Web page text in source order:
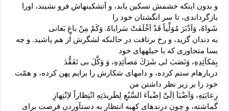
و بدون اینکه خشمش تسکین یابد، و آتش‏کینه‏اش فرو نشیند، اورا
بازگرداندى، تا سر انگشتان خود را
شَواهُ، وَاَدْبَرَ مُوَلِّياً قَدْ اَخْلَفَتْ سَراياهُ. وَكَمْ مِنْ باغٍ بَغانى
به دندان گزید، و رخ برتافت در حالى‏که لشگرش از هم پاشید. و چه
بسا متجاوزى که با حیله‏هاى خود
بِمَكآئِدِهِ، وَنَصَبَ لى شَرَكَ مَصآئِدِهِ، وَ وَكَّلَ بى تَفَقُّدَ
درباره‏ام ستم کرده، و دامهاى شکارش را برایم پهن کرده، و همّت
خود را بر زیر نظر داشتن من
رِعايَتِهِ، وَاَضْبَاَ اِلَىَّ اِضْبآءَ السَّبُعِ لِطَريدَتِهِ انْتِظاراً لاِنْتِهازِ
گماشته، و چون درنده‏اى که‏به انتظار به دست‏آوردن فرصت براى